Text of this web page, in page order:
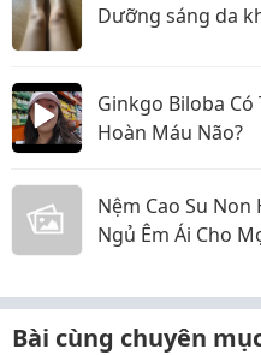
Dưỡng sáng da
Ginkgo Biloba Có
Hoàn Máu Não?
Nệm Cao Su Non
Ngủ Êm Ái Cho
Bài cùng chuyên